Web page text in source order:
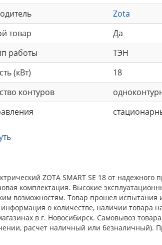
Zota
товар
Да
работы
ТЭН
(кВт)
18
контуров
ZOTA SMART SE 18 от
комплектация. Высокие
возможностям. Товар прошел испытания
о количестве, наличии товара
в г. Новосибирск. Самовывоз
расчет наличный или безналичный).